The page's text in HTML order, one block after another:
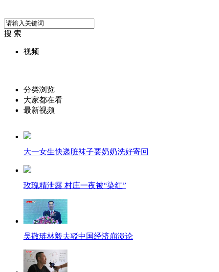
搜 索
视频
分类浏览
大家都在看
最新视频
大一女生快递脏袜子要奶奶洗好寄回
玫瑰精泄露 村庄一夜被“染红”
吴敬琏林毅夫驳中国经济崩溃论